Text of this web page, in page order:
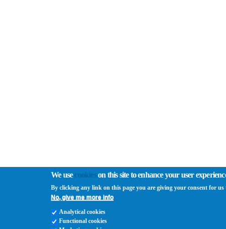
We usecookieson this site to enhance your user
By clicking any link on this page you are giving your consent for us
No, give me more info
Analytical cookies
Functional cookies